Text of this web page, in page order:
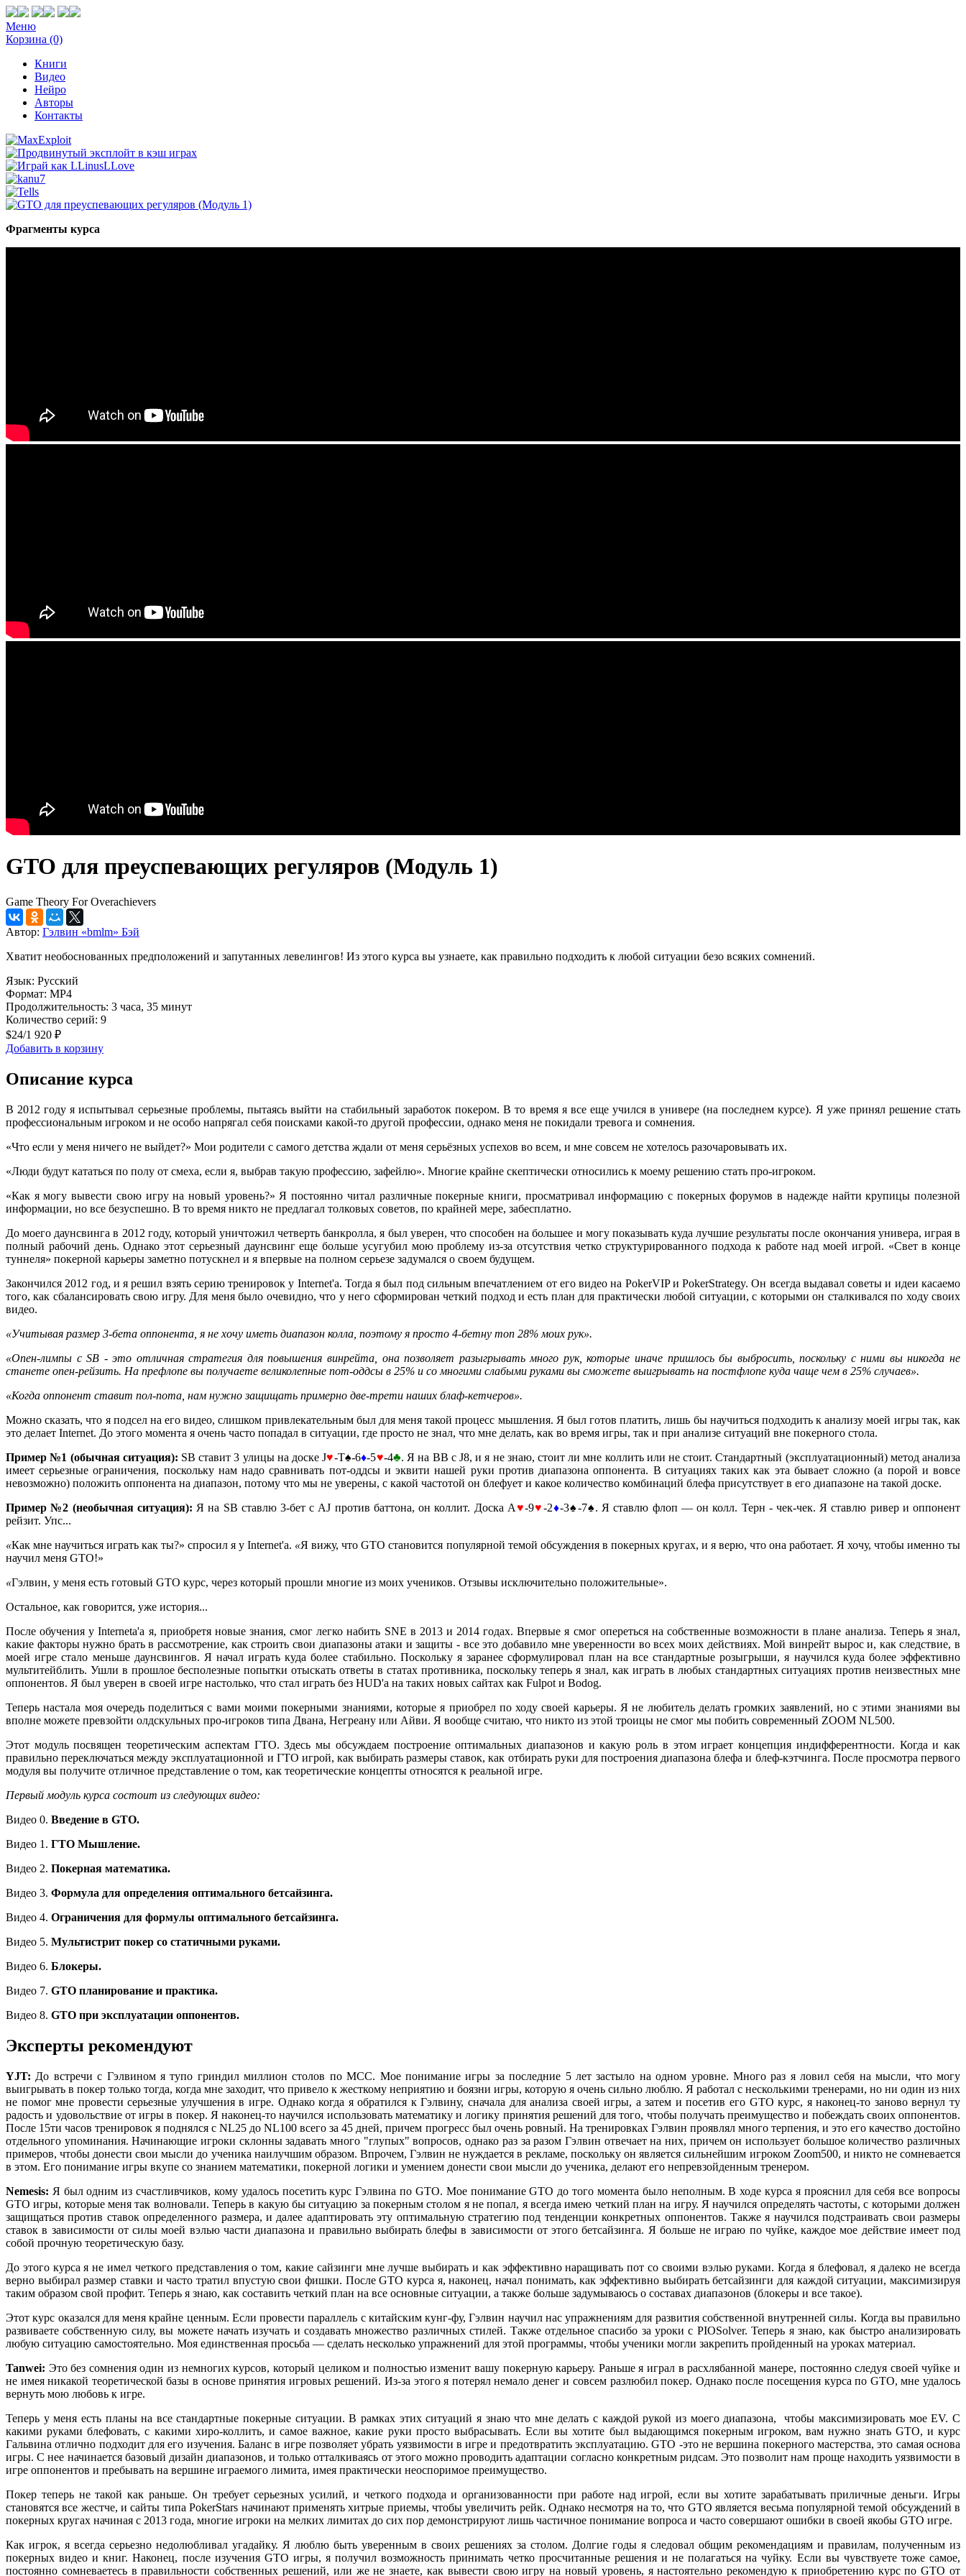
Меню
Корзина (0)
Книги
Видео
Нейро
Авторы
Контакты
Фрагменты курса
GTO для преуспевающих регуляров (Модуль 1)
Game Theory For Overachievers
Автор: Гэлвин «bmlm» Бэй
Хватит необоснованных предположений и запутанных левелингов! Из этого курса вы узнаете, как правильно подходить к любой ситуации безо всяких сомнений.
Язык: Русский
Формат: MP4
Продолжительность: 3 часа, 35 минут
Количество серий: 9
$24/1 920 ₽
Добавить в корзину
Описание курса
В 2012 году я испытывал серьезные проблемы, пытаясь выйти на стабильный заработок покером. В то время я все еще учился в универе (на последнем курсе). Я уже принял решение стать
профессиональным игроком и не особо напрягал себя поисками какой-то другой профессии, однако меня не покидали тревога и сомнения.
«Что если у меня ничего не выйдет?» Мои родители с самого детства ждали от меня серьёзных успехов во всем, и мне совсем не хотелось разочаровывать их.
«Люди будут кататься по полу от смеха, если я, выбрав такую профессию, зафейлю». Многие крайне скептически относились к моему решению стать про-игроком.
«Как я могу вывести свою игру на новый уровень?» Я постоянно читал различные покерные книги, просматривал информацию с покерных форумов в надежде найти крупицы полезной
информации, но все безуспешно. В то время никто не предлагал толковых советов, по крайней мере, забесплатно.
До моего даунсвинга в 2012 году, который уничтожил четверть банкролла, я был уверен, что способен на большее и могу показывать куда лучшие результаты после окончания универа, играя в
полный рабочий день. Однако этот серьезный даунсвинг еще больше усугубил мою проблему из-за отсутствия четко структурированного подхода к работе над моей игрой. «Свет в конце
туннеля» покерной карьеры заметно потускнел и я впервые на полном серьезе задумался о своем будущем.
Закончился 2012 год, и я решил взять серию тренировок у Internet'а. Тогда я был под сильным впечатлением от его видео на PokerVIP и PokerStrategy. Он всегда выдавал советы и идеи касаемо
того, как сбалансировать свою игру. Для меня было очевидно, что у него сформирован четкий подход и есть план для практически любой ситуации, с которыми он сталкивался по ходу своих
видео.
«Учитывая размер 3-бета оппонента, я не хочу иметь диапазон колла, поэтому я просто 4-бетну топ 28% моих рук».
«Опен-лимпы с SB - это отличная стратегия для повышения винрейта, она позволяет разыгрывать много рук, которые иначе пришлось бы выбросить, поскольку с ними вы никогда не
станете опен-рейзить. На префлопе вы получаете великолепные пот-оддсы в 25% и со многими слабыми руками вы сможете выигрывать на постфлопе куда чаще чем в 25% случаев».
«Когда оппонент ставит пол-пота, нам нужно защищать примерно две-трети наших блаф-кетчеров».
Можно сказать, что я подсел на его видео, слишком привлекательным был для меня такой процесс мышления. Я был готов платить, лишь бы научиться подходить к анализу моей игры так, как
это делает Internet. До этого момента я очень часто попадал в ситуации, где просто не знал, что мне делать, как во время игры, так и при анализе ситуаций вне покерного стола.
Пример №1 (обычная ситуация): SB ставит 3 улицы на доске J♥-T♠-6♦-5♥-4♣. Я на BB с J8, и я не знаю, стоит ли мне коллить или не стоит. Стандартный (эксплуатационный) метод анализа
имеет серьезные ограничения, поскольку нам надо сравнивать пот-оддсы и эквити нашей руки против диапазона оппонента. В ситуациях таких как эта бывает сложно (а порой и вовсе
невозможно) положить оппонента на диапазон, потому что мы не уверены, с какой частотой он блефует и какое количество комбинаций блефа присутствует в его диапазоне на такой доске.
Пример №2 (необычная ситуация): Я на SB ставлю 3-бет с AJ против баттона, он коллит. Доска A♥-9♥-2♦-3♠-7♠. Я ставлю флоп — он колл. Терн - чек-чек. Я ставлю ривер и оппонент
рейзит. Упс...
«Как мне научиться играть как ты?» спросил я у Internet'а. «Я вижу, что GTO становится популярной темой обсуждения в покерных кругах, и я верю, что она работает. Я хочу, чтобы именно ты
научил меня GTO!»
«Гэлвин, у меня есть готовый GTO курс, через который прошли многие из моих учеников. Отзывы исключительно положительные».
Остальное, как говорится, уже история...
После обучения у Interneta'а я, приобретя новые знания, смог легко набить SNE в 2013 и 2014 годах. Впервые я смог опереться на собственные возможности в плане анализа. Теперь я знал,
какие факторы нужно брать в рассмотрение, как строить свои диапазоны атаки и защиты - все это добавило мне уверенности во всех моих действиях. Мой винрейт вырос и, как следствие, в
моей игре стало меньше даунсвингов. Я начал играть куда более стабильно. Поскольку я заранее сформулировал план на все стандартные розыгрыши, я научился куда более эффективно
мультитейблить. Ушли в прошлое бесполезные попытки отыскать ответы в статах противника, поскольку теперь я знал, как играть в любых стандартных ситуациях против неизвестных мне
оппонентов. Я был уверен в своей игре настолько, что стал играть без HUD'а на таких новых сайтах как Fulpot и Bodog.
Теперь настала моя очередь поделиться с вами моими покерными знаниями, которые я приобрел по ходу своей карьеры. Я не любитель делать громких заявлений, но c этими знаниями вы
вполне можете превзойти олдскульных про-игроков типа Двана, Негреану или Айви. Я вообще считаю, что никто из этой троицы не смог мы побить современный ZOOM NL500.
Этот модуль посвящен теоретическим аспектам ГТО. Здесь мы обсуждаем построение оптимальных диапазонов и какую роль в этом играет концепция индифферентности. Когда и как
правильно переключаться между эксплуатационной и ГТО игрой, как выбирать размеры ставок, как отбирать руки для построения диапазона блефа и блеф-кэтчинга. После просмотра первого
модуля вы получите отличное представление о том, как теоретические концепты относятся к реальной игре.
Первый модуль курса состоит из следующих видео:
Видео 0. Введение в GTO.
Видео 1. ГТО Мышление.
Видео 2. Покерная математика.
Видео 3. Формула для определения оптимального бетсайзинга.
Видео 4. Ограничения для формулы оптимального бетсайзинга.
Видео 5. Мультистрит покер со статичными руками.
Видео 6. Блокеры.
Видео 7. GTO планирование и практика.
Видео 8. GTO при эксплуатации оппонентов.
Эксперты рекомендуют
YJT: До встречи с Гэлвином я тупо гриндил миллион столов по МСС. Мое понимание игры за последние 5 лет застыло на одном уровне. Много раз я ловил себя на мысли, что могу
выигрывать в покер только тогда, когда мне заходит, что привело к жесткому неприятию и боязни игры, которую я очень сильно люблю. Я работал с несколькими тренерами, но ни один из них
не помог мне провести серьезные улучшения в игре. Однако когда я обратился к Гэлвину, сначала для анализа своей игры, а затем и посетив его GTO курс, я наконец-то заново вернул ту
радость и удовольствие от игры в покер. Я наконец-то научился использовать математику и логику принятия решений для того, чтобы получать преимущество и побеждать своих оппонентов.
После 15ти часов тренировок я поднялся с NL25 до NL100 всего за 45 дней, причем прогресс был очень ровный. На тренировках Гэлвин проявлял много терпения, и это его качество достойно
отдельного упоминания. Начинающие игроки склонны задавать много "глупых" вопросов, однако раз за разом Гэлвин отвечает на них, причем он использует большое количество различных
примеров, чтобы донести свои мысли до ученика наилучшим образом. Впрочем, Гэлвин не нуждается в рекламе, поскольку он является сильнейшим игроком Zoom500, и никто не сомневается
в этом. Его понимание игры вкупе со знанием математики, покерной логики и умением донести свои мысли до ученика, делают его непревзойденным тренером.
Nemesis: Я был одним из счастливчиков, кому удалось посетить курс Гэлвина по GTO. Мое понимание GTO до того момента было неполным. В ходе курса я прояснил для себя все вопросы
GTO игры, которые меня так волновали. Теперь в какую бы ситуацию за покерным столом я не попал, я всегда имею четкий план на игру. Я научился определять частоты, с которыми должен
защищаться против ставок определенного размера, и далее адаптировать эту оптимальную стратегию под тенденции конкретных оппонентов. Также я научился подстраивать свои размеры
ставок в зависимости от силы моей вэлью части диапазона и правильно выбирать блефы в зависимости от этого бетсайзинга. Я больше не играю по чуйке, каждое мое действие имеет под
собой прочную теоретическую базу.
До этого курса я не имел четкого представления о том, какие сайзинги мне лучше выбирать и как эффективно наращивать пот со своими вэлью руками. Когда я блефовал, я далеко не всегда
верно выбирал размер ставки и часто тратил впустую свои фишки. После GTO курса я, наконец, начал понимать, как эффективно выбирать бетсайзинги для каждой ситуации, максимизируя
таким образом свой профит. Теперь я знаю, как составить четкий план на все основные ситуации, а также больше задумываюсь о составах диапазонов (блокеры и все такое).
Этот курс оказался для меня крайне ценным. Если провести параллель с китайским кунг-фу, Гэлвин научил нас упражнениям для развития собственной внутренней силы. Когда вы правильно
развиваете собственную силу, вы можете начать изучать и создавать множество различных стилей. Также отдельное спасибо за уроки с PIOSolver. Теперь я знаю, как быстро анализировать
любую ситуацию самостоятельно. Моя единственная просьба — сделать несколько упражнений для этой программы, чтобы ученики могли закрепить пройденный на уроках материал.
Tanwei: Это без сомнения один из немногих курсов, который целиком и полностью изменит вашу покерную карьеру. Раньше я играл в расхлябанной манере, постоянно следуя своей чуйке и
не имея никакой теоретической базы в основе принятия игровых решений. Из-за этого я потерял немало денег и совсем разлюбил покер. Однако после посещения курса по GTO, мне удалось
вернуть мою любовь к игре.
Теперь у меня есть планы на все стандартные покерные ситуации. В рамках этих ситуаций я знаю что мне делать с каждой рукой из моего диапазона, чтобы максимизировать мое EV. С
какими руками блефовать, с какими хиро-коллить, и самое важное, какие руки просто выбрасывать. Если вы хотите был выдающимся покерным игроком, вам нужно знать GTO, и курс
Гальвина отлично подходит для его изучения. Баланс в игре позволяет убрать уязвимости в игре и предотвратить эксплуатацию. GTO -это не вершина покерного мастерства, это самая основа
игры. С нее начинается базовый дизайн диапазонов, и только отталкиваясь от этого можно проводить адаптации согласно конкретным ридсам. Это позволит нам проще находить уязвимости в
игре оппонентов и пребывать на вершине играемого лимита, имея практически неоспоримое преимущество.
Покер теперь не такой как раньше. Он требует серьезных усилий, и четкого подхода и организованности при работе над игрой, если вы хотите зарабатывать приличные деньги. Игры
становятся все жестче, и сайты типа PokerStars начинают применять хитрые приемы, чтобы увеличить рейк. Однако несмотря на то, что GTO является весьма популярной темой обсуждений в
покерных кругах начиная с 2013 года, многие игроки на мелких лимитах до сих пор демонстрируют лишь частичное понимание вопроса и часто совершают ошибки в своей якобы GTO игре.
Как игрок, я всегда серьезно недолюбливал угадайку. Я люблю быть уверенным в своих решениях за столом. Долгие годы я следовал общим рекомендациям и правилам, полученным из
покерных видео и книг. Наконец, после изучения GTO игры, я получил возможность принимать четко просчитанные решения и не полагаться на чуйку. Если вы чувствуете тоже самое,
постоянно сомневаетесь в правильности собственных решений, или же не знаете, как вывести свою игру на новый уровень, я настоятельно рекомендую к приобретению курс по GTO от